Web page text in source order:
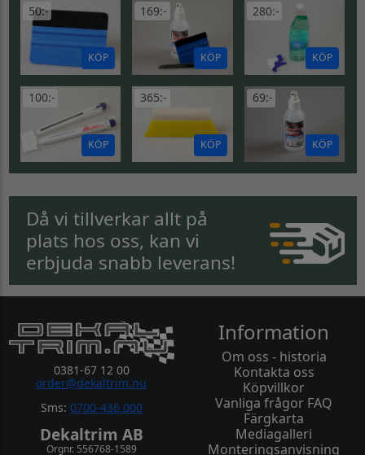
50:-
KÖP
169:-
KÖP
280:-
KÖP
100:-
KÖP
365:-
KÖP
69:-
KÖP
Då vi tillverkar allt på
plats hos oss, kan vi
erbjuda snabb leverans!
0381-67 12 00
order@dekaltrim.nu
Sms: 0700-436 000
Dekaltrim AB
Orgnr. 556768-1589
Information
Om oss - historia
Kontakta oss
Köpvillkor
Vanliga frågor FAQ
Färgkarta
Mediagalleri
Monteringsanvisning